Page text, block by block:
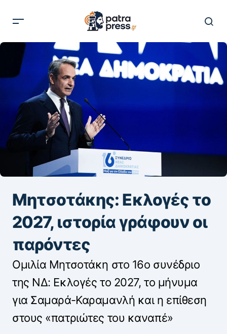
Μητσοτάκης: Εκλογές το
2027, ιστορία γράφουν οι
παρόντες
Ομιλία Μητσοτάκη στο 16ο συνέδριο
της ΝΔ: Εκλογές το 2027, το μήνυμα
για Σαμαρά-Καραμανλή και η επίθεση
στους «πατριώτες του καναπέ»